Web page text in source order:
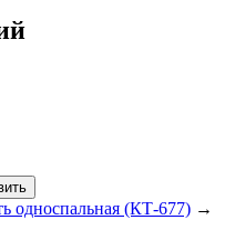
односпальная (КТ-677) →